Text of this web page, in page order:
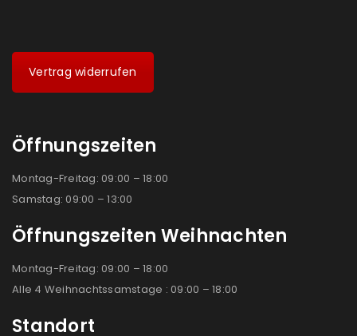
Vertrag widerrufen
Öffnungszeiten
Montag-Freitag: 09:00 – 18:00
Samstag: 09:00 – 13:00
Öffnungszeiten Weihnachten
Montag-Freitag: 09:00 – 18:00
Alle 4 Weihnachtssamstage : 09:00 – 18:00
Standort